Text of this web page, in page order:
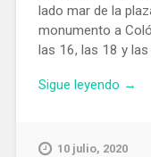
lado mar de la
monumento a
las 16, las 18 y
Sigue leyendo
ruta
→
10 julio, 2020